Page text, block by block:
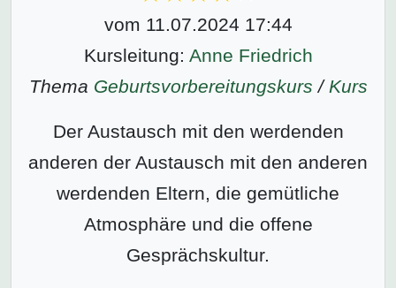
vom 11.07.2024 17:44
Kursleitung: Anne Friedrich
Thema Geburtsvorbereitungs­kurs / Kurs
Der Austausch mit den werdenden
anderen der Austausch mit den anderen
werdenden Eltern, die gemütliche
Atmosphäre und die offene
Gesprächskultur.